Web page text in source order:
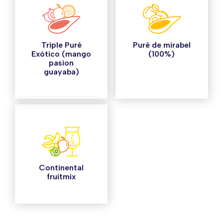
Triple Puré
Exótico (mango
pasion
guayaba)
Puré de mirabel
(100%)
Continental
fruitmix